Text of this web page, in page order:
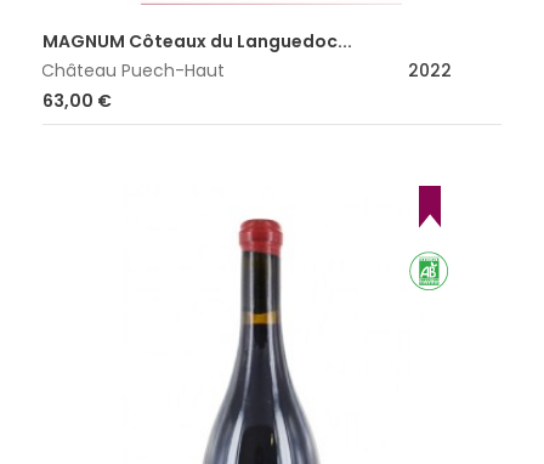
MAGNUM Côteaux du Languedoc...
Château Puech-Haut
2022
63,00 €Prix